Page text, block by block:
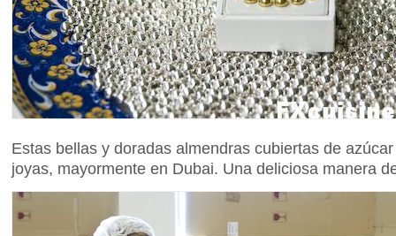
Estas bellas y doradas almendras cubiertas de
joyas, mayormente en Dubai. Una deliciosa manera